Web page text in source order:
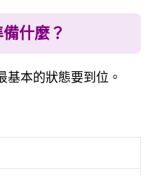
什麼？
基本的狀態要到位。